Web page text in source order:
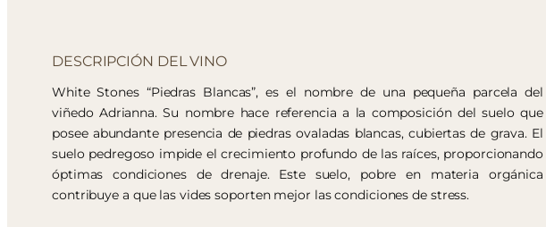
DESCRIPCIÓN DEL VINO
White Stones “Piedras Blancas”, es el nombre de una pequeña parcela del
viñedo Adrianna. Su nombre hace referencia a la composición del suelo que
posee abundante presencia de piedras ovaladas blancas, cubiertas de grava. El
suelo pedregoso impide el crecimiento profundo de las raíces, proporcionando
óptimas condiciones de drenaje. Este suelo, pobre en materia orgánica
contribuye a que las vides soporten mejor las condiciones de stress.